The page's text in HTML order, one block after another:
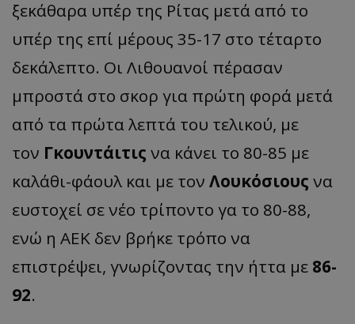
ξεκάθαρα υπέρ της Ρίτας μετά από το
υπέρ της επί μέρους 35-17 στο τέταρτο
δεκάλεπτο. Οι Λιθουανοί πέρασαν
μπροστά στο σκορ για πρώτη φορά μετά
από τα πρώτα λεπτά του τελικού, με
τον Γκουντάιτις να κάνει το 80-85 με
καλάθι-φάουλ και με τον Λουκόσιους να
ευστοχεί σε νέο τρίποντο γα το 80-88,
ενώ η ΑΕΚ δεν βρήκε τρόπο να
επιστρέψει, γνωρίζοντας την ήττα με 86-
92.